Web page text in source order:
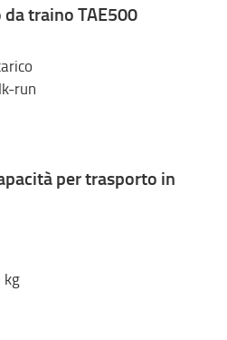
traino TAE500
run
per trasporto in